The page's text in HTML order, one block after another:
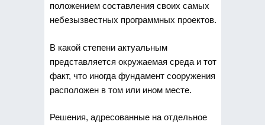
положением составления своих самых
небезызвестных программных проектов.
В какой степени актуальным
представляется окружаемая среда и тот
факт, что иногда фундамент сооружения
расположен в том или ином месте.
Решения, адресованные на отдельное